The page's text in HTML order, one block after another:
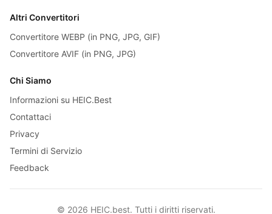
Altri Convertitori
Convertitore WEBP (in PNG, JPG, GIF)
Convertitore AVIF (in PNG, JPG)
Chi Siamo
Informazioni su HEIC.Best
Contattaci
Privacy
Termini di Servizio
Feedback
© 2026 HEIC.best. Tutti i diritti riservati.